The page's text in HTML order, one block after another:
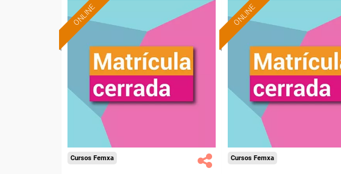
ONLINE
Cursos Femxa
ONLINE
Cursos Femxa